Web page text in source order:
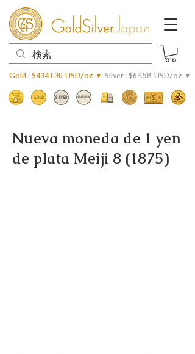
Gold : $4341.30 USD/oz ▼ Silver : $63.58 USD/oz ▼
Nueva moneda de 1 yen
de plata Meiji 8 (1875)